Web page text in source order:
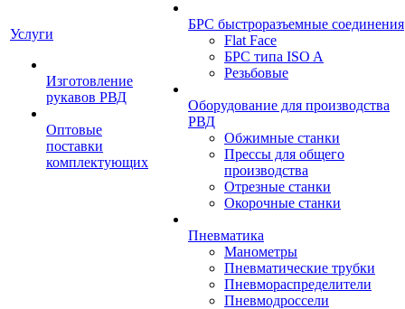
Услуги
Изготовление
рукавов РВД
Оптовые
поставки
комплектующих
БРС быстроразъемные соединения
Flat Face
БРС типа ISO A
Резьбовые
Оборудование для производства
РВД
Обжимные станки
Прессы для общего
производства
Отрезные станки
Окорочные станки
Пневматика
Манометры
Пневматические трубки
Пневмораспределители
Пневмодроссели